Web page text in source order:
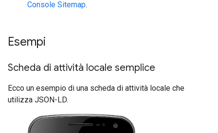
Console Sitemap.
Esempi
Scheda di attività locale semplice
Ecco un esempio di una scheda di attività locale che
utilizza JSON-LD.